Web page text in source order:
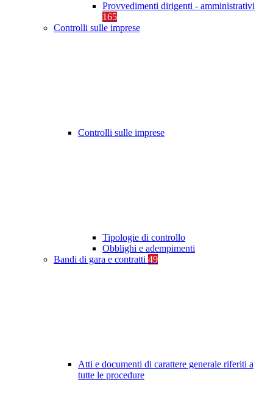
Provvedimenti dirigenti - amministrativi
165
Controlli sulle imprese
Controlli sulle imprese
Tipologie di controllo
Obblighi e adempimenti
Bandi di gara e contratti 49
Atti e documenti di carattere generale riferiti a
tutte le procedure